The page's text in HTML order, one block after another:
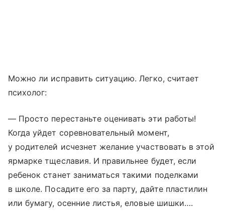
Можно ли исправить ситуацию. Легко, считает
психолог:
— Просто перестаньте оценивать эти работы!
Когда уйдет соревновательный момент,
у родителей исчезнет желание участвовать в этой
ярмарке тщеславия. И правильнее будет, если
ребенок станет заниматься такими поделками
в школе. Посадите его за парту, дайте пластилин
или бумагу, осенние листья, еловые шишки….